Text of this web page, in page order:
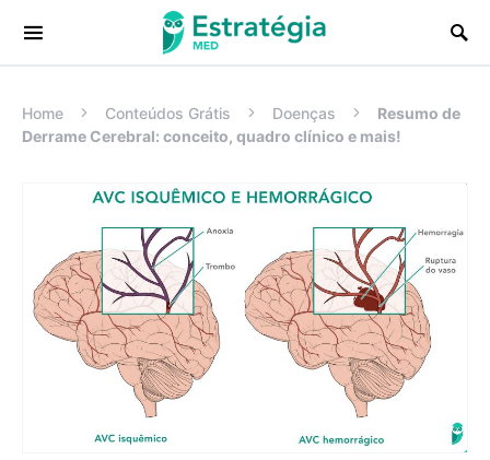
Procurar:
Home Conteúdos Grátis Doenças
Resumo de
Derrame Cerebral: conceito, quadro clínico e mais!